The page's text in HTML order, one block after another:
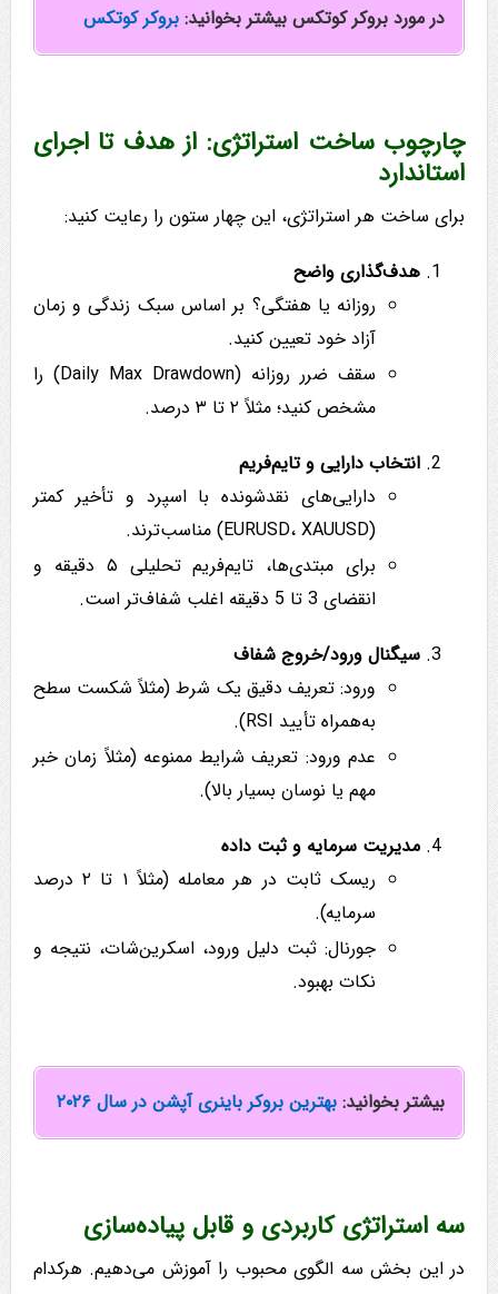
در مورد بروکر کوتکس بیشتر بخوانید: بروکر کوتکس
چارچوب ساخت استراتژی: از هدف تا اجرای
استاندارد
برای ساخت هر استراتژی، این چهار ستون را رعایت کنید:
هدف‌گذاری واضح
روزانه یا هفتگی؟ بر اساس سبک زندگی و زمان
آزاد خود تعیین کنید.
سقف ضرر روزانه (Daily Max Drawdown) را
مشخص کنید؛ مثلاً ۲ تا ۳ درصد.
انتخاب دارایی و تایم‌فریم
دارایی‌های نقدشونده با اسپرد و تأخیر کمتر
(EURUSD، XAUUSD) مناسب‌ترند.
برای مبتدی‌ها، تایم‌فریم تحلیلی ۵ دقیقه و
انقضای 3 تا 5 دقیقه اغلب شفاف‌تر است.
سیگنال ورود/خروج شفاف
ورود: تعریف دقیق یک شرط (مثلاً شکست سطح
به‌همراه تأیید RSI).
عدم ورود: تعریف شرایط ممنوعه (مثلاً زمان خبر
مهم یا نوسان بسیار بالا).
مدیریت سرمایه و ثبت داده
ریسک ثابت در هر معامله (مثلاً ۱ تا ۲ درصد
سرمایه).
جورنال: ثبت دلیل ورود، اسکرین‌شات، نتیجه و
نکات بهبود.
بیشتر بخوانید: بهترین بروکر باینری آپشن در سال ۲۰۲۶
سه استراتژی کاربردی و قابل پیاده‌سازی
در این بخش سه الگوی محبوب را آموزش می‌دهیم. هرکدام